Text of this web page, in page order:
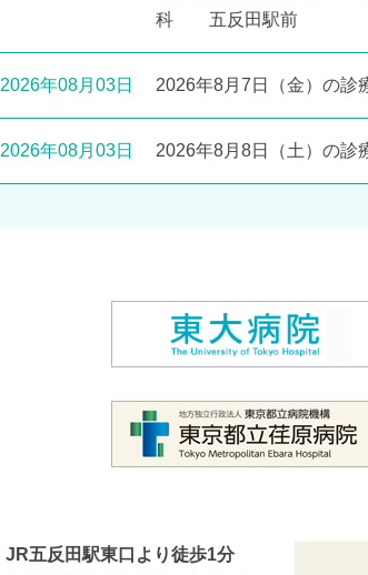
科 五反田駅前 五反
2026年08月03日 2026年8月7日（金）の診
2026年08月03日 2026年8月8日（土）の診
JR五反田駅東口より徒歩1分